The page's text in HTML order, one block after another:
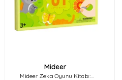
Mideer
Mideer Zeka Oyunu Kitabı: